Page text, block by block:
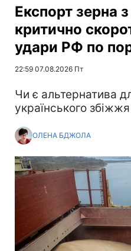
Експорт зерна
критично
удари РФ по
22:59 07.08.2026 Пт
Чи є альтернатива
українського
ОЛЕНА БДЖОЛА